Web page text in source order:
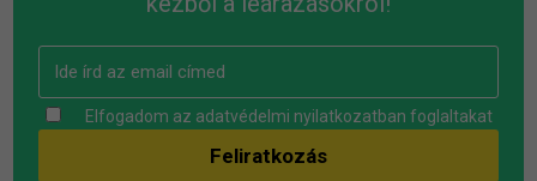
Elfogadom az adatvédelmi nyilatkozatban foglaltakat